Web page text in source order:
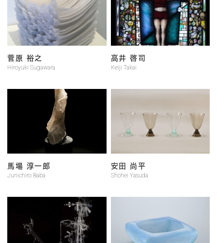
菅原 裕之
Hiroyuki Sugawara
高井 啓司
Keiji Takai
馬場 淳一郎
Junichiro Baba
安田 尚平
Shohei Yasuda